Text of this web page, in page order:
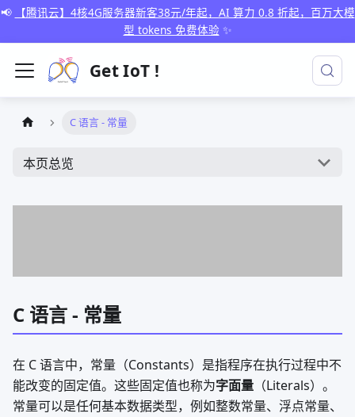
📢
【腾讯云】4核4G服务器新客38元/年起，AI 算力 0.8 折起，百万大模
型 tokens 免费体验 ✨
Get IoT !
C 语言 - 常量
本页总览
C 语言 - 常量
在 C 语言中，常量（Constants）是指程序在执行过程中不
能改变的固定值。这些固定值也称为字面量 （Literals）。
常量可以是任何基本数据类型，例如整数常量、浮点常量、